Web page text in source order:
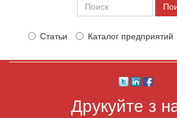
Статьи Каталог предприятий
Друкуйте з